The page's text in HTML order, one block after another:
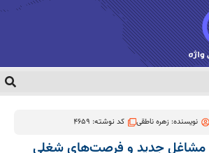
نویسنده:زهره ناطقی کد نوشته: 4659
جدید و فرصت‌های شغلی